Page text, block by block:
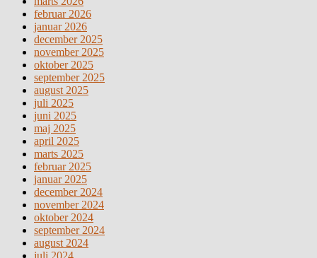
februar 2026
januar 2026
december 2025
november 2025
oktober 2025
september 2025
august 2025
juli 2025
juni 2025
maj 2025
april 2025
marts 2025
februar 2025
januar 2025
december 2024
november 2024
oktober 2024
september 2024
august 2024
juli 2024